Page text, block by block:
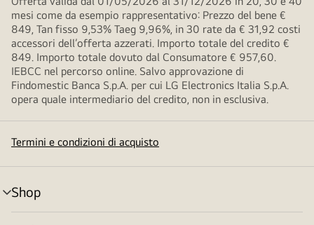
mesi come da esempio rappresentativo: Prezzo del bene €
849, Tan fisso 9,53% Taeg 9,96%, in 30 rate da € 31,92 costi
accessori dell’offerta azzerati. Importo totale del credito €
849. Importo totale dovuto dal Consumatore € 957,60.
IEBCC nel percorso online. Salvo approvazione di
Findomestic Banca S.p.A. per cui LG Electronics Italia S.p.A.
opera quale intermediario del credito, non in esclusiva.
Termini e condizioni di acquisto
Shop
Attivazione
menu